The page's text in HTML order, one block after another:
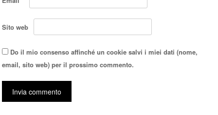
Sito web
Do il mio consenso affinché un cookie salvi i miei dati (nome,
email, sito web) per il prossimo commento.